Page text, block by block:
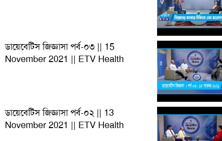
ডায়েবেটিস জিজ্ঞাসা পর্ব-০৩ || 15
November 2021 || ETV Health
ডায়েবেটিস জিজ্ঞাসা পর্ব-০২ || 13
November 2021 || ETV Health